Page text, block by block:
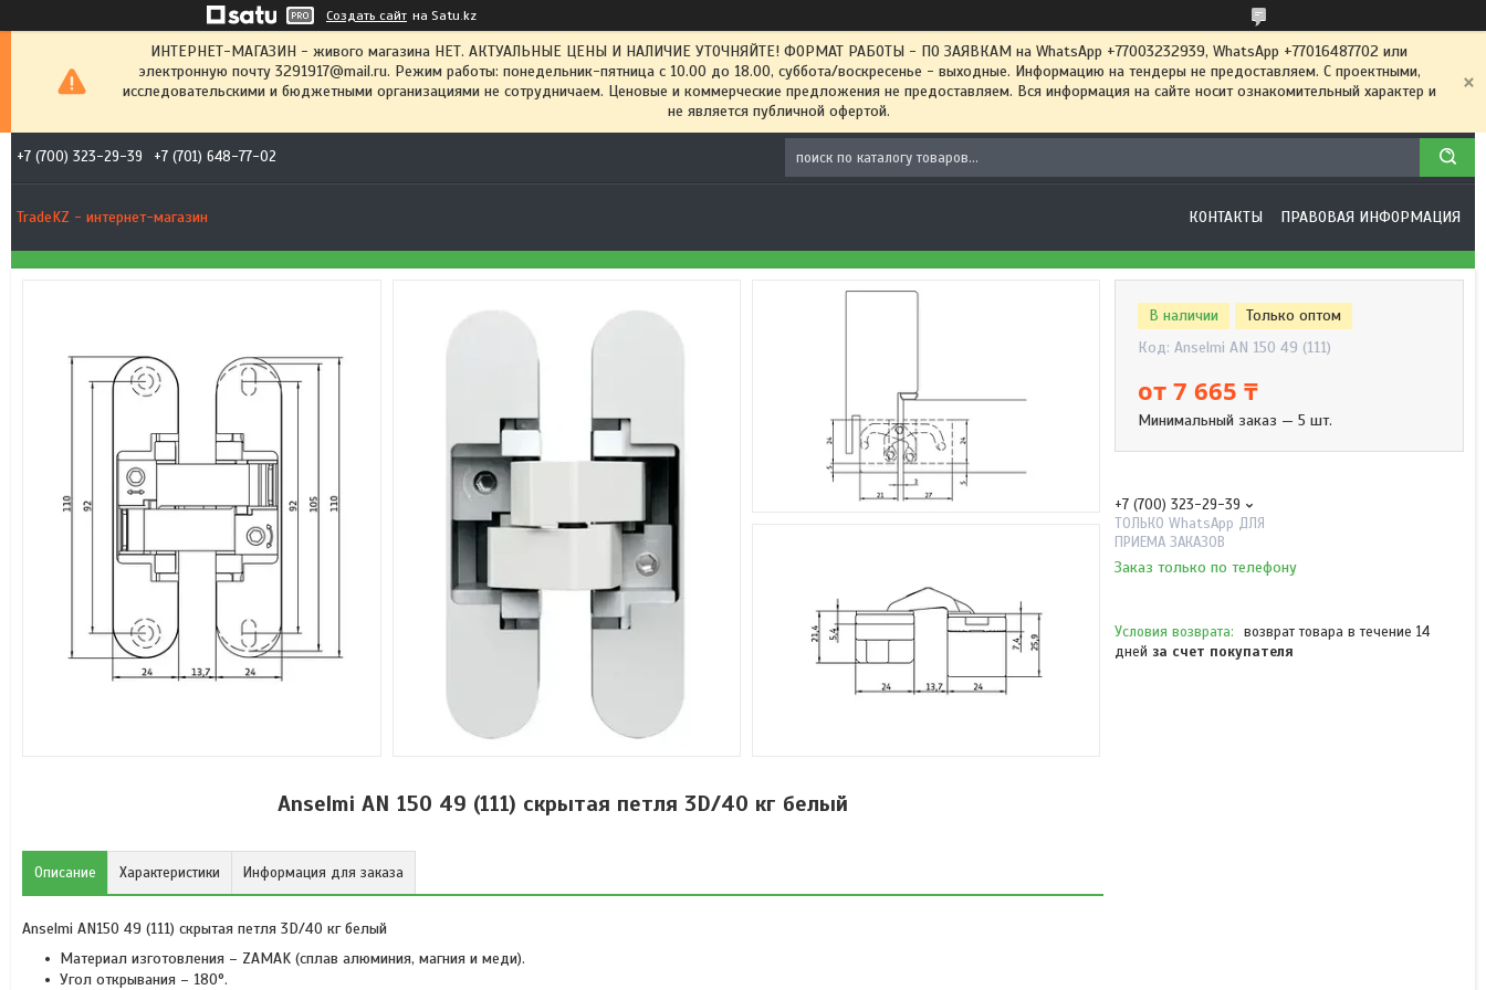
Создать сайт на Satu.kz
ИНТЕРНЕТ-МАГАЗИН - живого магазина НЕТ. АКТУАЛЬНЫЕ ЦЕНЫ И НАЛИЧИЕ УТОЧНЯЙТЕ! ФОРМАТ РАБОТЫ - ПО ЗАЯВКАМ на WhatsApp +77003232939, WhatsApp +77016487702 или
электронную почту 3291917@mail.ru. Режим работы: понедельник-пятница с 10.00 до 18.00, суббота/воскресенье - выходные. Информацию на тендеры не предоставляем. С проектными,
исследовательскими и бюджетными организациями не сотрудничаем. Ценовые и коммерческие предложения не предоставляем. Вся информация на сайте носит ознакомительный характер и
не является публичной офертой.
+7 (700) 323-29-39 +7 (701) 648-77-02
TradeKZ - интернет-магазин КОНТАКТЫ ПРАВОВАЯ ИНФОРМАЦИЯ
Anselmi AN 150 49 (111) скрытая петля 3D/40 кг белый
Описание Характеристики Информация для заказа
Anselmi AN150 49 (111) скрытая петля 3D/40 кг белый
Материал изготовления – ZAMAK (сплав алюминия, магния и меди).
Угол открывания – 180°.
В наличии
Только оптом
Код: Anselmi AN 150 49 (111)
от 7 665 ₸
Минимальный заказ — 5 шт.
+7 (700) 323-29-39
ТОЛЬКО WhatsApp ДЛЯ
ПРИЕМА ЗАКАЗОВ
Заказ только по телефону
возврат товара в течение 14
дней за счет покупателя